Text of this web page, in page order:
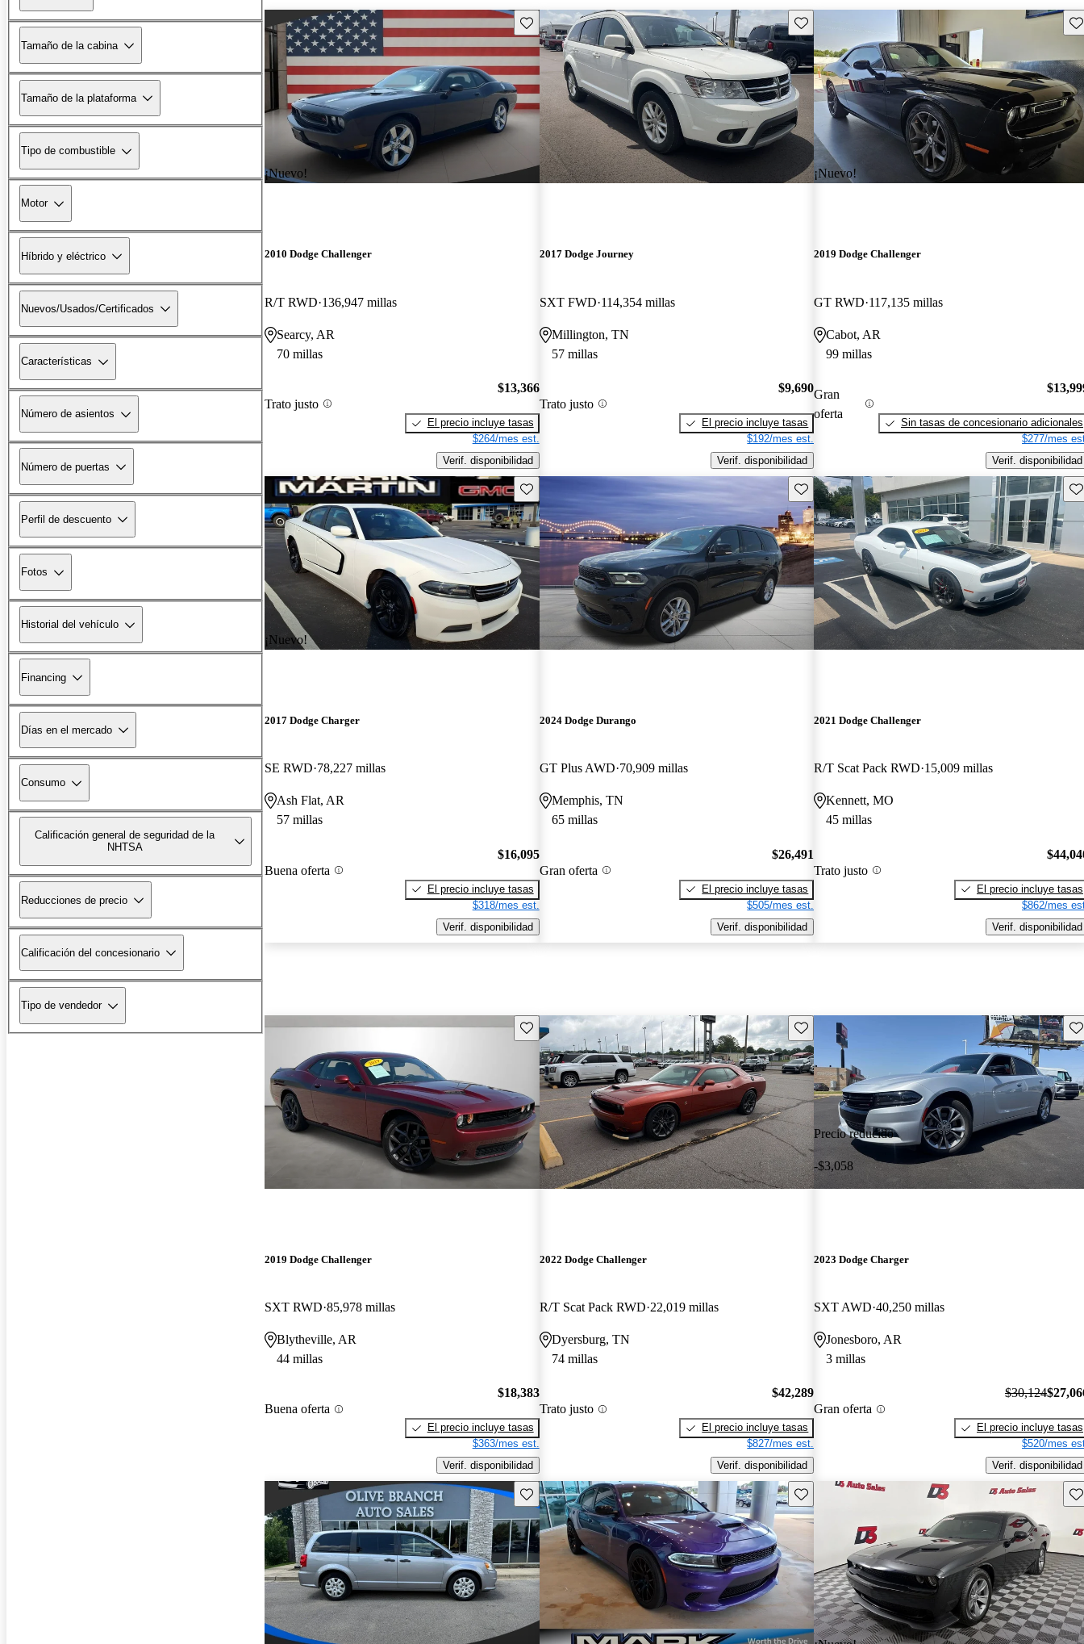
Tamaño de la cabina
Tamaño de la plataforma
Tipo de combustible
Motor
Híbrido y eléctrico
Nuevos/Usados/Certificados
Características
Número de asientos
Número de puertas
Perfil de descuento
Fotos
Historial del vehículo
Financing
Días en el mercado
Consumo
Calificación general de seguridad de la
NHTSA
Reducciones de precio
Calificación del concesionario
Tipo de vendedor
¡Nuevo!
Guarda este Aviso
2010 Dodge Challenger
R/T RWD 136,947 millas
Searcy, AR
70 millas
Trato justo
$13,366
El precio incluye tasas
$264/mes est.
Verif. disponibilidad
Guarda este Aviso
2017 Dodge Journey
SXT FWD 114,354 millas
Millington, TN
57 millas
Trato justo
$9,690
El precio incluye tasas
$192/mes est.
Verif. disponibilidad
¡Nuevo!
2019 Dodge Challenger
GT RWD 117,135 millas
Cabot, AR
99 millas
Gran
oferta
Sin tasas de concesionario adicionales
$277/mes
Verif. disponibilidad
¡Nuevo!
Guarda este Aviso
2017 Dodge Charger
SE RWD 78,227 millas
Ash Flat, AR
57 millas
Buena oferta
$16,095
El precio incluye tasas
$318/mes est.
Verif. disponibilidad
Guarda este Aviso
2024 Dodge Durango
GT Plus AWD 70,909 millas
Memphis, TN
65 millas
Gran oferta
$26,491
El precio incluye tasas
$505/mes est.
Verif. disponibilidad
2021 Dodge Challenger
R/T Scat Pack RWD 15,009 millas
Kennett, MO
45 millas
Trato justo
El precio incluye tasas
$862/mes
Verif. disponibilidad
Guarda este Aviso
2019 Dodge Challenger
SXT RWD 85,978 millas
Blytheville, AR
44 millas
Buena oferta
$18,383
El precio incluye tasas
$363/mes est.
Verif. disponibilidad
Guarda este Aviso
2022 Dodge Challenger
R/T Scat Pack RWD 22,019 millas
Dyersburg, TN
74 millas
Trato justo
$42,289
El precio incluye tasas
$827/mes est.
Verif. disponibilidad
Precio reducido
-$3,058
2023 Dodge Charger
SXT AWD 40,250 millas
Jonesboro, AR
3 millas
Gran oferta
$30,124
El precio incluye tasas
$520/mes
Verif. disponibilidad
Guarda este Aviso Guarda este Aviso